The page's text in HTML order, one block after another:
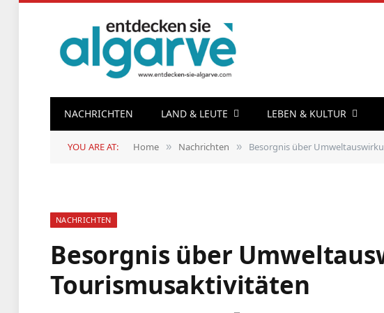
NACHRICHTEN LAND & LEUTE LEBEN & KULTUR
YOU ARE AT: Home » Nachrichten » Besorgnis über
NACHRICHTEN
Besorgnis über
Tourismusaktivitäten